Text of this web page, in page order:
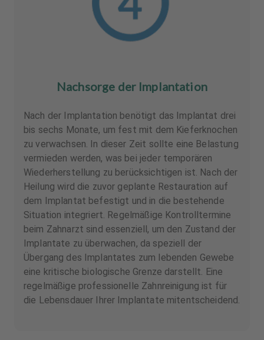
Nachsorge der Implantation
Nach der Implantation benötigt das Implantat drei
bis sechs Monate, um fest mit dem Kieferknochen
zu verwachsen. In dieser Zeit sollte eine Belastung
vermieden werden, was bei jeder temporären
Wiederherstellung zu berücksichtigen ist. Nach der
Heilung wird die zuvor geplante Restauration auf
dem Implantat befestigt und in die bestehende
Situation integriert. Regelmäßige Kontrolltermine
beim Zahnarzt sind essenziell, um den Zustand der
Implantate zu überwachen, da speziell der
Übergang des Implantates zum lebenden Gewebe
eine kritische biologische Grenze darstellt. Eine
regelmäßige professionelle Zahnreinigung ist für
die Lebensdauer Ihrer Implantate mitentscheidend.